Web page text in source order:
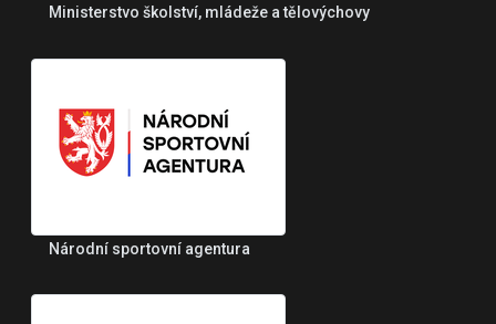
Ministerstvo školství, mládeže a tělovýchovy
Národní sportovní agentura